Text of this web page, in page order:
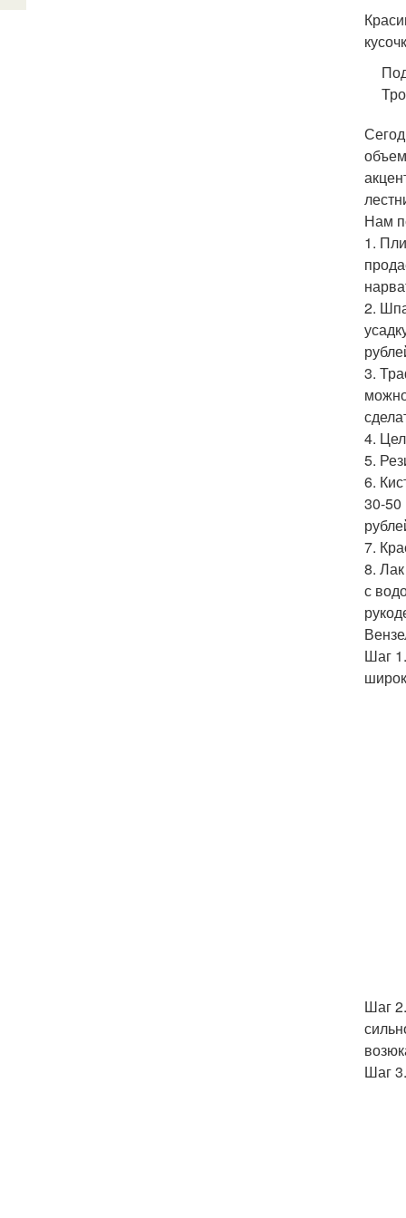
Нам
1.
2.
3.
4.
5.
6.
30-50
7.
8.
с
Шаг
Шаг
Шаг